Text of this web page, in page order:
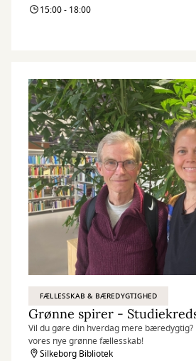
15:00 - 18:00
FÆLLESSKAB & BÆREDYGTIGHED
Grønne spirer -
Vil du gøre din hverdag mere
vores nye grønne fællesskab!
Silkeborg Bibliotek